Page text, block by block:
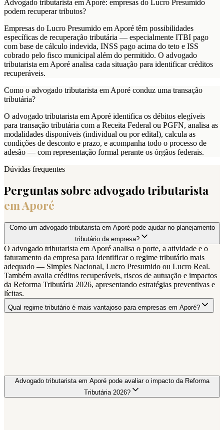
Advogado tributarista em Aporé: empresas do Lucro Presumido
podem recuperar tributos?
Empresas do Lucro Presumido em Aporé têm possibilidades
específicas de recuperação tributária — especialmente ITBI pago
com base de cálculo indevida, INSS pago acima do teto e ISS
cobrado pelo fisco municipal além do permitido. O advogado
tributarista em Aporé analisa cada situação para identificar créditos
recuperáveis.
Como o advogado tributarista em Aporé conduz uma transação
tributária?
O advogado tributarista em Aporé identifica os débitos elegíveis
para transação tributária com a Receita Federal ou PGFN, analisa as
modalidades disponíveis (individual ou por edital), calcula as
condições de desconto e prazo, e acompanha todo o processo de
adesão — com representação formal perante os órgãos federais.
Dúvidas frequentes
Perguntas sobre advogado tributarista
emAporé
Como um advogado tributarista em Aporé pode ajudar no planejamento
tributário da empresa?
O advogado tributarista em Aporé analisa o porte, a atividade e o
faturamento da empresa para identificar o regime tributário mais
adequado — Simples Nacional, Lucro Presumido ou Lucro Real.
Também avalia créditos recuperáveis, riscos de autuação e impactos
da Reforma Tributária 2026, apresentando estratégias preventivas e
lícitas.
Qual regime tributário é mais vantajoso para empresas em Aporé?
Advogado tributarista em Aporé pode avaliar o impacto da Reforma
Tributária 2026?